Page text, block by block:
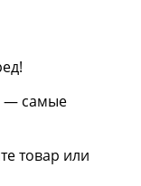
— самые
товар или